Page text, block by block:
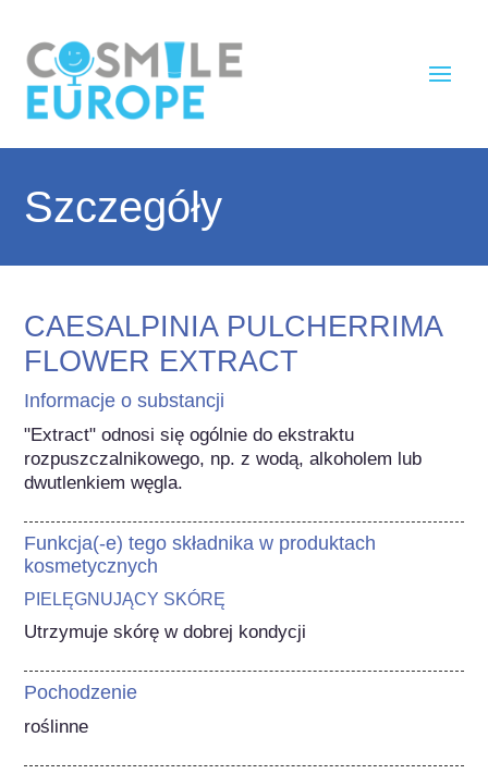
Szczegóły
CAESALPINIA PULCHERRIMA
FLOWER EXTRACT
Informacje o substancji
"Extract" odnosi się ogólnie do ekstraktu
rozpuszczalnikowego, np. z wodą, alkoholem lub
dwutlenkiem węgla.
Funkcja(-e) tego składnika w produktach
kosmetycznych
PIELĘGNUJĄCY SKÓRĘ
Utrzymuje skórę w dobrej kondycji
Pochodzenie
roślinne